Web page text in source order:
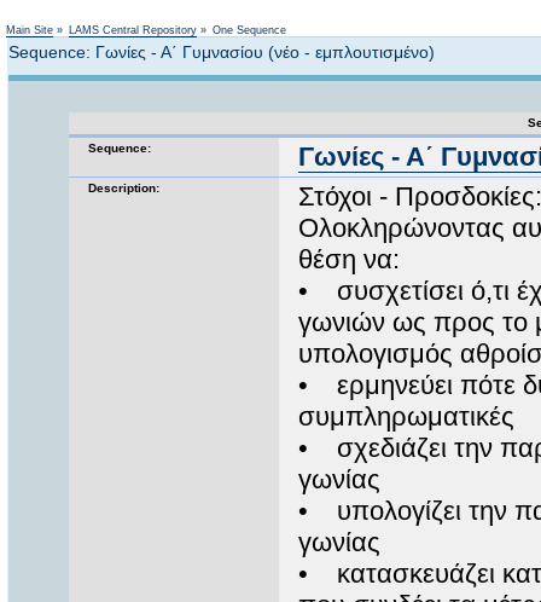
Main Site » LAMS Central Repository » One Sequence
Sequence: Γωνίες - Α΄ Γυμνασίου (νέο - εμπλουτισμένο)
Sequence:
Γωνίες - Α΄
Description:
Στόχοι - Προσδοκίες:
Ολοκληρώνοντας
θέση να:
• συσχετίσει ό,τι
γωνιών ως προς το
υπολογισμός
• ερμηνεύει πότε
συμπληρωματικές
• σχεδιάζει την
γωνίας
• υπολογίζει την
γωνίας
• κατασκευάζει